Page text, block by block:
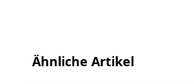
Produktgalerie überspringen
Ähnliche Artikel